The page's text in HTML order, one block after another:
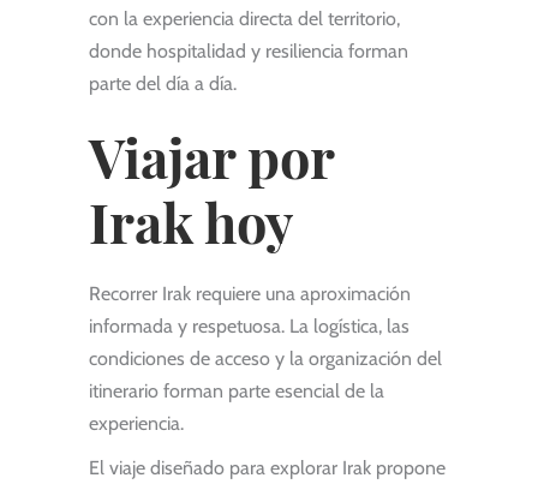
con la experiencia directa del territorio,
donde hospitalidad y resiliencia forman
parte del día a día.
Viajar por
Irak hoy
Recorrer Irak requiere una aproximación
informada y respetuosa. La logística, las
condiciones de acceso y la organización del
itinerario forman parte esencial de la
experiencia.
El viaje diseñado para explorar Irak propone